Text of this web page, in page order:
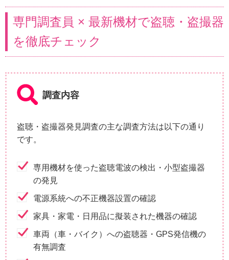
専門調査員 × 最新機材で盗聴・盗撮器
を徹底チェック
調査内容
盗聴・盗撮器発見調査の主な調査方法は以下の通り
です。
専用機材を使った盗聴電波の検出・小型盗撮器
の発見
電源系統への不正機器設置の確認
家具・家電・日用品に擬装された機器の確認
車両（車・バイク）への盗聴器・GPS発信機の
有無調査